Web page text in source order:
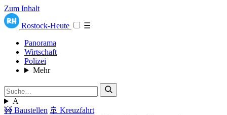
Zum Inhalt
Rostock-Heute
☰
Panorama
Wirtschaft
Polizei
Mehr
A
🚧 Baustellen 🚢 Kreuzfahrt